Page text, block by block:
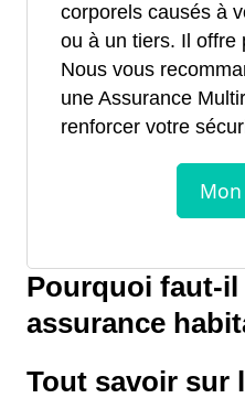
corporels causés à
ou à un tiers. Il offre
Nous vous
une Assurance
renforcer votre
Pourquoi faut-
assurance
Tout savoir sur